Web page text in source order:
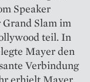
Speaker
Slam im
teil. In
Mayer den
Verbindung